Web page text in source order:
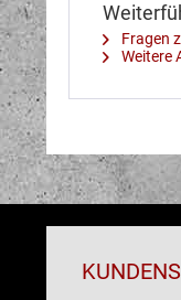
Fragen
Weitere